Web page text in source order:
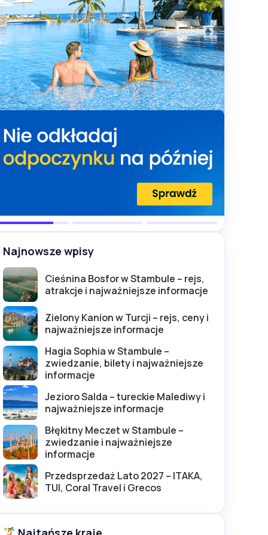
Najnowsze wpisy
Cieśnina Bosfor w Stambule – rejs,
atrakcje i najważniejsze informacje
Zielony Kanion w Turcji – rejs, ceny i
najważniejsze informacje
Hagia Sophia w Stambule –
zwiedzanie, bilety i najważniejsze
informacje
Jezioro Salda – tureckie Malediwy i
najważniejsze informacje
Błękitny Meczet w Stambule –
zwiedzanie i najważniejsze
informacje
Przedsprzedaż Lato 2027 – ITAKA,
TUI, Coral Travel i Grecos